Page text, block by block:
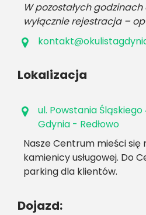
W pozostałych
wyłącznie rejestracja –
Lokalizacja
ul. Powstania
Gdynia - Redłowo
Nasze Centrum mieści
kamienicy usługowej. Do
parking dla klientów.
Dojazd: